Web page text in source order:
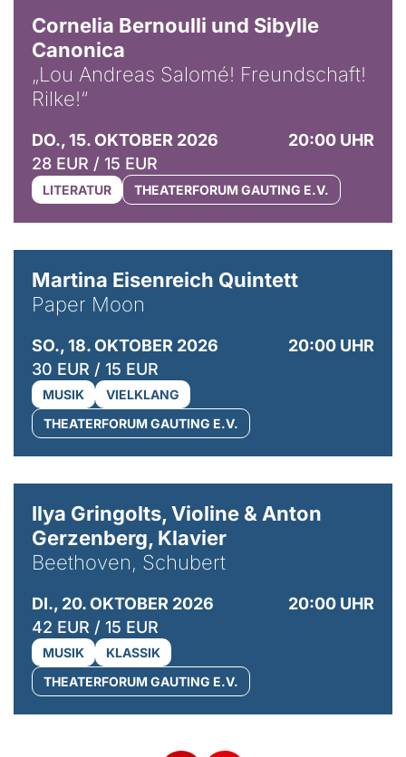
Cornelia Bernoulli und Sibylle
Canonica
„Lou Andreas Salomé! Freundschaft!
Rilke!“
DO., 15. OKTOBER 2026
20:00 UHR
28 EUR / 15 EUR
LITERATUR THEATERFORUM GAUTING E.V.
Martina Eisenreich Quintett
Paper Moon
SO., 18. OKTOBER 2026
20:00 UHR
30 EUR / 15 EUR
MUSIK
VIELKLANG
THEATERFORUM GAUTING E.V.
Ilya Gringolts, Violine & Anton
Gerzenberg, Klavier
Beethoven, Schubert
DI., 20. OKTOBER 2026
20:00 UHR
42 EUR / 15 EUR
MUSIK
KLASSIK
THEATERFORUM GAUTING E.V.